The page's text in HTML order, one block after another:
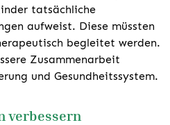
tatsächliche
aufweist. Diese müssten
begleitet werden.
Zusammenarbeit
und Gesundheitssystem.
verbessern